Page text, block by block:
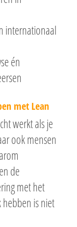
internationaal
én
met Lean
werkt als je
ook mensen
de
met het
is niet